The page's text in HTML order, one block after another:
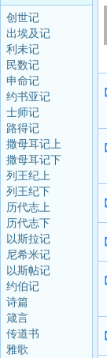
创世记
出埃及记
利未记
民数记
申命记
约书亚记
士师记
路得记
撒母耳记上
撒母耳记下
列王纪上
列王纪下
历代志上
历代志下
以斯拉记
尼希米记
以斯帖记
约伯记
诗篇
箴言
传道书
雅歌